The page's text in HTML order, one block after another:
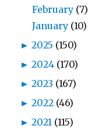
February (7)
January (10)
► 2025 (150)
► 2024 (170)
► 2023 (167)
► 2022 (46)
► 2021 (115)